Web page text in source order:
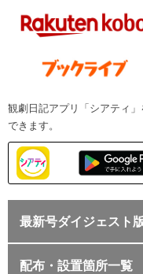
観劇日記アプリ「シアティ
できます。
最新号ダイジェスト
配布・設置箇所一覧